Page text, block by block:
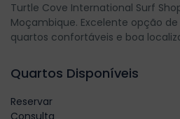
Turtle Cove International Surf
Moçambique. Excelente opção
quartos confortáveis e boa
Quartos Disponíveis
Reservar
Consulta